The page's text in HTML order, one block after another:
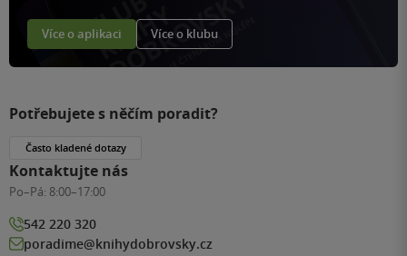
Více o aplikaci Více o klubu
Potřebujete s něčím poradit?
Často kladené dotazy
Kontaktujte nás
Po–Pá: 8:00–17:00
542 220 320
poradime@knihydobrovsky.cz